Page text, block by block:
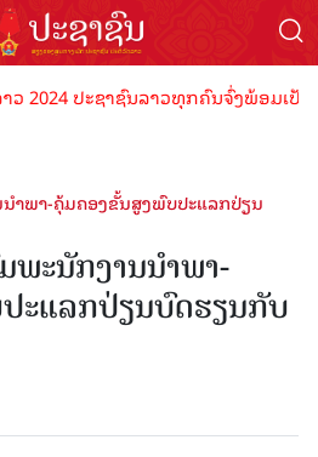
ປະຊາຊົນລາວທຸກຄົນຈົ່ງພ້ອມເປັນ
ຳພາ-ຄຸ້ມຄອງຂັ້ນສູງພົບປະແລກປ່ຽນ
ພະນັກງານນຳພາ-
ະແລກປ່ຽນບົດຮຽນກັບ